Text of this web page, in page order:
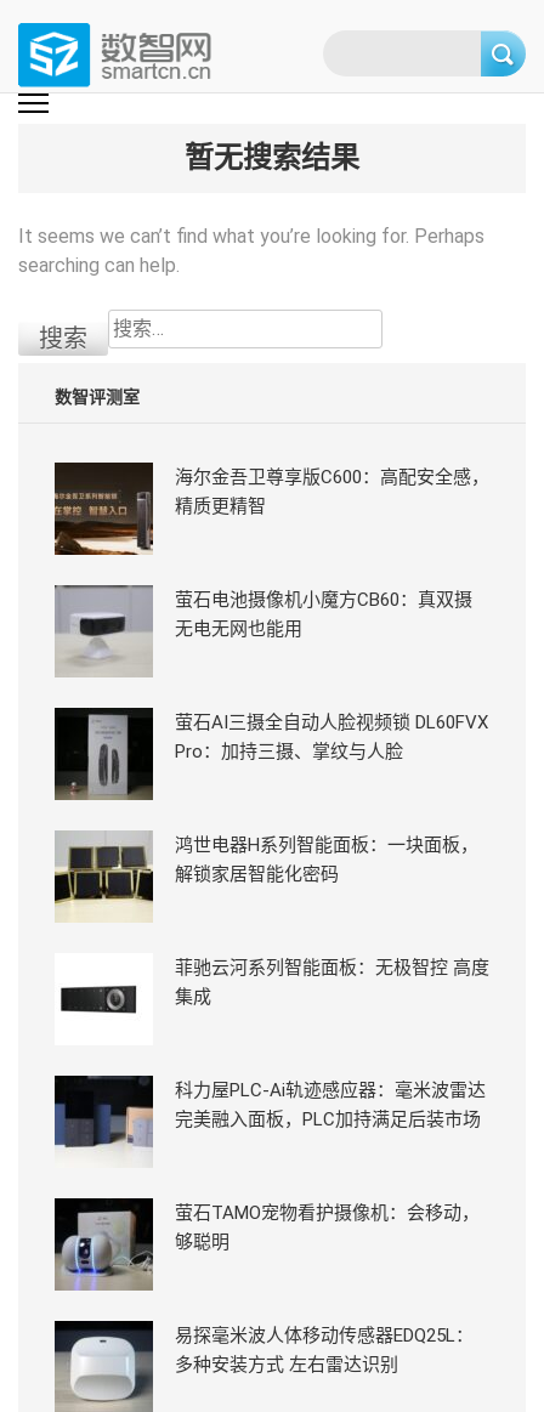
content
(Press
数智网
智能家居第一资讯门户 | 智能家居系统，智能家居产品，智能家居解决方
暂无搜索结果
It seems we can’t find what you’re looking for. Perhaps
searching can help.
搜
索：
数智评测室
海尔金吾卫尊享版C600：高配安全感，
精质更精智
萤石电池摄像机小魔方CB60：真双摄
无电无网也能用
萤石AI三摄全自动人脸视频锁 DL60FVX
Pro：加持三摄、掌纹与人脸
鸿世电器H系列智能面板：一块面板，
解锁家居智能化密码
菲驰云河系列智能面板：无极智控 高度
集成
科力屋PLC-Ai轨迹感应器：毫米波雷达
完美融入面板，PLC加持满足后装市场
萤石TAMO宠物看护摄像机：会移动，
够聪明
易探毫米波人体移动传感器EDQ25L：
多种安装方式 左右雷达识别